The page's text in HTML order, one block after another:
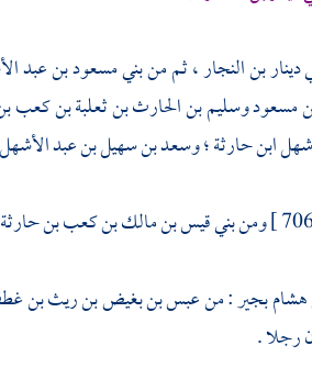
دينار بن النجار، ثم منبني مسعود بن عبد
مسعودوسليم بن الحارث بن ثعلبة بن كعب
ابن حارثة؛وسعد بن سهيل بن عبد الأشهل
ومنبني قيس بن مالك بن كعب بن حارثة
هشامبجير: منعبس بن بغيض بن ريث بن
رجلا .